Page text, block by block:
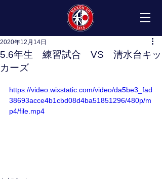
5.6年生 練習試合 VS 清水台キッ
カーズ
2020年12月14日
https://video.wixstatic.com/video/da5be3_fad
38693acce4b1cbd08d4ba51851296/480p/m
p4/file.mp4